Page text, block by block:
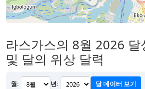
라스가스의 8월 2026
및 달의 위상 달력
월: 년: 달 데이터 보기